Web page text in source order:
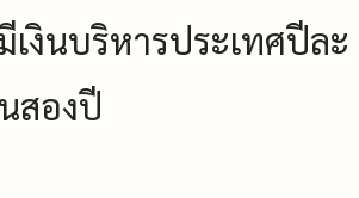
เงินบริหารประเทศปีล
สองปี